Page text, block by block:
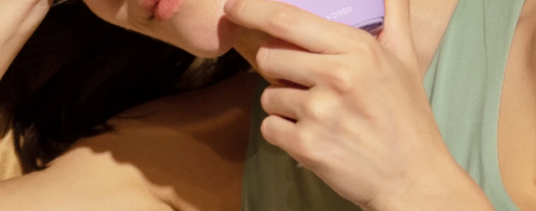
Cihazlarım
Siparişlerim
Adresim
Aboneliklerim
FAQ™ Pure Beauty-Tech Elixir
issa™ Teeth Whitening Set
Français
Italiano
Português
Svenska
Русский
Türkçe
简体中文 繁體中文